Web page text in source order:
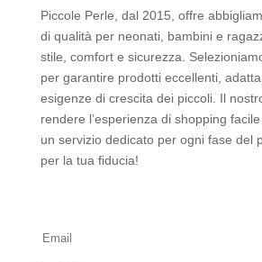
Piccole Perle, dal 2015, offre
di qualità per neonati, bambini e
stile, comfort e sicurezza.
per garantire prodotti eccellenti,
esigenze di crescita dei piccoli. Il
rendere l’esperienza di shopping
un servizio dedicato per ogni fase del
per la tua fiducia!